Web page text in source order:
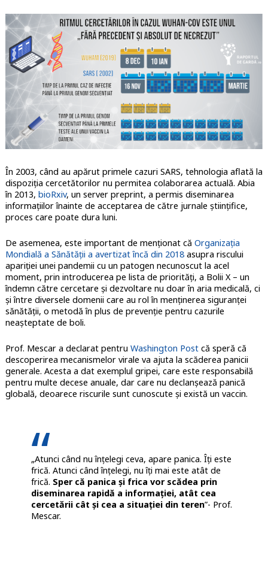
În 2003, când au apărut primele cazuri SARS, tehnologia aflată la
dispoziția cercetătorilor nu permitea colaborarea actuală. Abia
în 2013, bioRxiv, un server preprint, a permis diseminarea
informațiilor înainte de acceptarea de către jurnale științifice,
proces care poate dura luni.
De asemenea, este important de menționat că Organizația
Mondială a Sănătății a avertizat încă din 2018asupra riscului
apariției unei pandemii cu un patogen necunoscut la acel
moment, prin introducerea pe lista de priorități, a Bolii X – un
îndemn către cercetare și dezvoltare nu doar în aria medicală, ci
și între diversele domenii care au rol în menținerea siguranței
sănătății, o metodă în plus de prevenție pentru cazurile
neașteptate de boli.
Prof. Mescar a declarat pentru Washington Postcă speră că
descoperirea mecanismelor virale va ajuta la scăderea panicii
generale. Acesta a dat exemplul gripei, care este responsabilă
pentru multe decese anuale, dar care nu declanșează panică
globală, deoarece riscurile sunt cunoscute și există un vaccin.
„Atunci când nu înțelegi ceva, apare panica. Îți este
frică. Atunci când înțelegi, nu îți mai este atât de
frică. Sper că panica și frica vor scădea prin
diseminarea rapidă a informației, atât cea
cercetării cât și cea a situației din teren”- Prof.
Mescar.